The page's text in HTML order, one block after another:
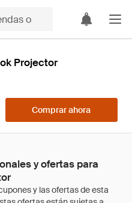
Projector
Comprar ahora
y ofertas para